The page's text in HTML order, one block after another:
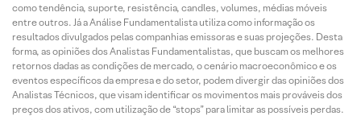
como tendência, suporte, resistência, candles, volumes, médias móveis
entre outros. Já a Análise Fundamentalista utiliza como informação os
resultados divulgados pelas companhias emissoras e suas projeções. Desta
forma, as opiniões dos Analistas Fundamentalistas, que buscam os melhores
retornos dadas as condições de mercado, o cenário macroeconômico e os
eventos específicos da empresa e do setor, podem divergir das opiniões dos
Analistas Técnicos, que visam identificar os movimentos mais prováveis dos
preços dos ativos, com utilização de “stops” para limitar as possíveis perdas.